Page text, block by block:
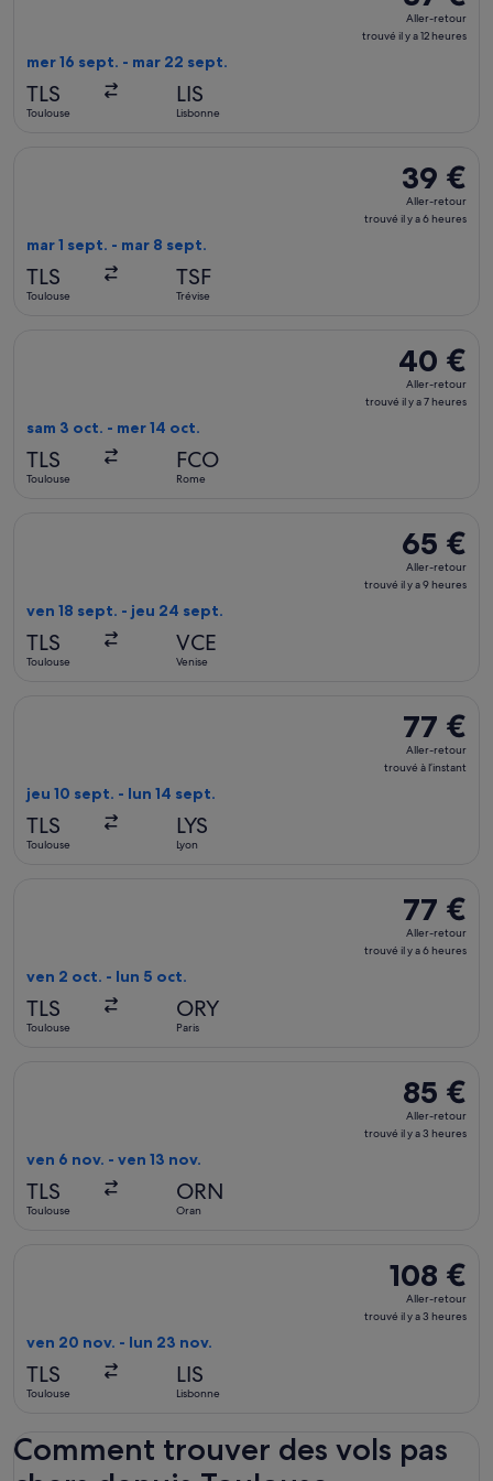
Aller-
retour,
heures
Aller-retour
trouvé il y a 12 heures
mer 16 sept. - mar 22 sept.
TLS
Toulouse
LIS
Lisbonne
39 €
Aller-
retour,
heures
39 €
Aller-retour
trouvé il y a 6 heures
mar 1 sept. - mar 8 sept.
TLS
Toulouse
TSF
Trévise
40 €
Aller-
retour,
heures
40 €
Aller-retour
trouvé il y a 7 heures
sam 3 oct. - mer 14 oct.
TLS
Toulouse
FCO
Rome
65 €
Aller-
retour,
heures
65 €
Aller-retour
trouvé il y a 9 heures
ven 18 sept. - jeu 24 sept.
TLS
Toulouse
VCE
Venise
77 €
Aller-
retour,
77 €
Aller-retour
trouvé à l’instant
jeu 10 sept. - lun 14 sept.
TLS
Toulouse
LYS
Lyon
77 €
Aller-
retour,
heures
77 €
Aller-retour
trouvé il y a 6 heures
ven 2 oct. - lun 5 oct.
TLS
Toulouse
ORY
Paris
85 €
Aller-
retour,
heures
85 €
Aller-retour
trouvé il y a 3 heures
ven 6 nov. - ven 13 nov.
TLS
Toulouse
ORN
Oran
108 €
Aller-
retour,
heures
108 €
Aller-retour
trouvé il y a 3 heures
ven 20 nov. - lun 23 nov.
TLS
Toulouse
LIS
Lisbonne
Comment trouver des vols pas